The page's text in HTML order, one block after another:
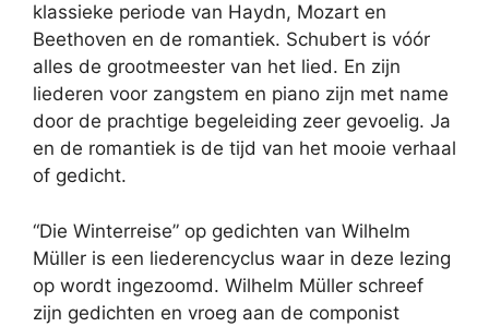
klassieke periode van Haydn, Mozart en
Beethoven en de romantiek. Schubert is vóór
alles de grootmeester van het lied. En zijn
liederen voor zangstem en piano zijn met name
door de prachtige begeleiding zeer gevoelig. Ja
en de romantiek is de tijd van het mooie verhaal
of gedicht.
“Die Winterreise” op gedichten van Wilhelm
Müller is een liederencyclus waar in deze lezing
op wordt ingezoomd. Wilhelm Müller schreef
zijn gedichten en vroeg aan de componist